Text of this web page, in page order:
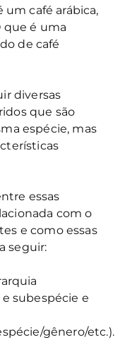
um café arábica,
que é uma
de café
diversas
que são
espécie, mas
essas
com o
e como essas
seguir:
subespécie e
gênero/etc.).